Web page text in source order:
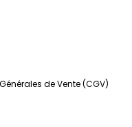
de Vente (CGV)